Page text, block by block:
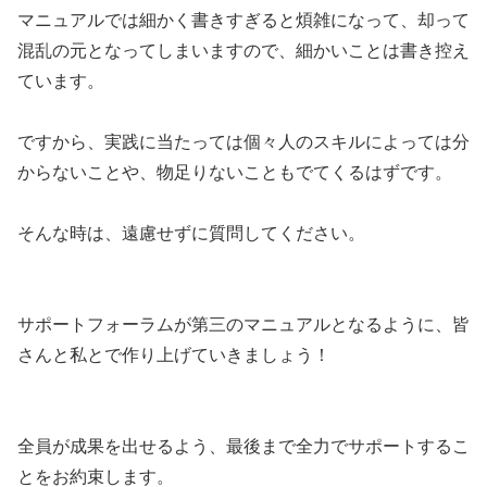
マニュアルでは細かく書きすぎると煩雑になって、却って
混乱の元となってしまいますので、細かいことは書き控え
ています。
ですから、実践に当たっては個々人のスキルによっては分
からないことや、物足りないこともでてくるはずです。
そんな時は、遠慮せずに質問してください。
サポートフォーラムが第三のマニュアルとなるように、皆
さんと私とで作り上げていきましょう！
全員が成果を出せるよう、最後まで全力でサポートするこ
とをお約束します。